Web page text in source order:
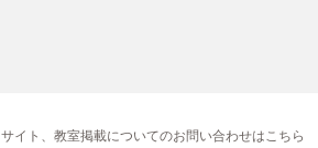
サイト、教室掲載についてのお問い合わせはこちら